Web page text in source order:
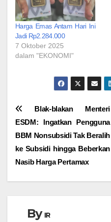
Harga Emas Antam Hari Ini
Jadi Rp2.284.000
7 Oktober 2025
dalam "EKONOMI"
Navigasi
pos
Blak-blakan Menteri
ESDM: Ingatkan Pengguna
BBM Nonsubsidi Tak Beralih
ke Subsidi hingga Beberkan
Nasib Harga Pertamax
By IR